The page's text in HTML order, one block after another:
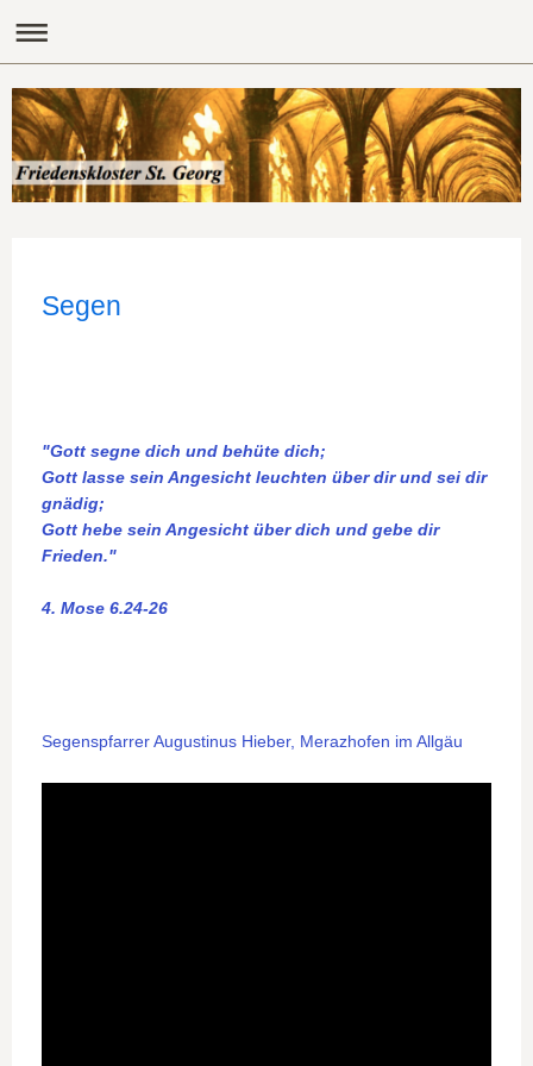
Segen
"Gott segne dich und behüte dich;
Gott lasse sein Angesicht leuchten über dir und sei dir
gnädig;
Gott hebe sein Angesicht über dich und gebe dir
Frieden."
4. Mose 6.24-26
Segenspfarrer Augustinus Hieber, Merazhofen im Allgäu